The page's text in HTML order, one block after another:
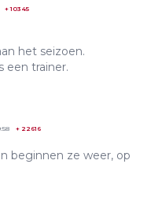
+10345
het seizoen.
een trainer.
+ 22616
beginnen ze weer, op